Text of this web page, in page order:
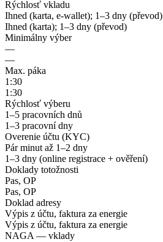
Rýchlosť vkladu
Ihned (karta, e-wallet); 1–3 dny (převod)
Ihned (karta); 1–3 dny (převod)
Minimálny výber
—
—
Max. páka
1:30
1:30
Rýchlosť výberu
1–5 pracovních dnů
1–3 pracovní dny
Overenie účtu (KYC)
Pár minut až 1–2 dny
1–3 dny (online registrace + ověření)
Doklady totožnosti
Pas, OP
Pas, OP
Doklad adresy
Výpis z účtu, faktura za energie
Výpis z účtu, faktura za energie
NAGA — vklady